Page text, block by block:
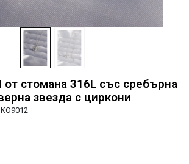
от стомана 316L със сребърна
звезда с циркони